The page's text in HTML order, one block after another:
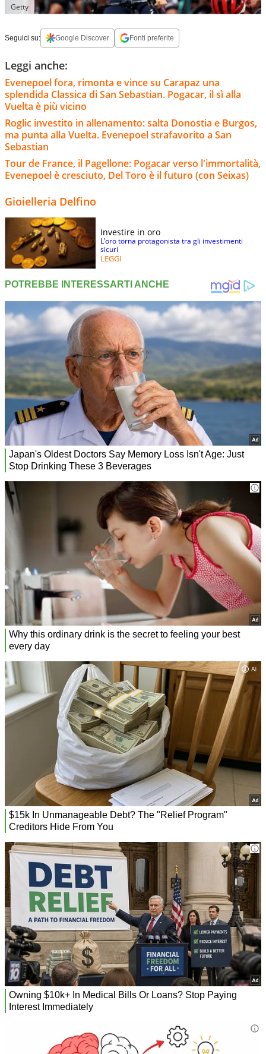
Getty
Seguici su: Google Discover Fonti preferite
Leggi anche:
Evenepoel fora, rimonta e vince su Carapaz una
splendida Classica di San Sebastian. Pogacar, il sì alla
Vuelta è più vicino
Roglic investito in allenamento: salta Donostia e Burgos,
ma punta alla Vuelta. Evenepoel strafavorito a San
Sebastian
Tour de France, il Pagellone: Pogacar verso l'immortalità,
Evenepoel è cresciuto, Del Toro è il futuro (con Seixas)
Gioielleria Delfino
Investire in oro
L’oro torna protagonista tra gli investimenti
sicuri
LEGGI